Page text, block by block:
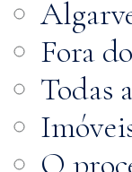
Fora
Todas